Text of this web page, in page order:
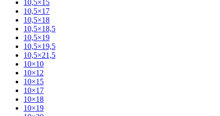
10,5×15
10,5×17
10,5×18
10,5×18,5
10,5×19
10,5×19,5
10,5×21,5
10×10
10×12
10×15
10×17
10×18
10×19